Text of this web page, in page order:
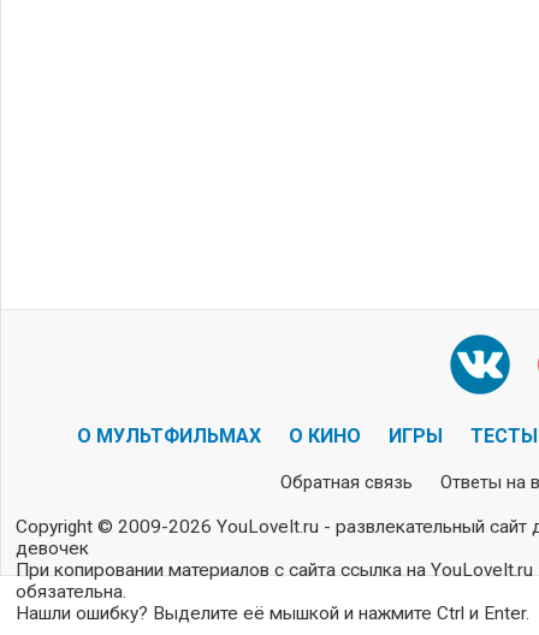
О МУЛЬТФИЛЬМАХ О КИНО ИГРЫ ТЕСТЫ
Обратная связь Ответы на
Copyright © 2009-2026 YouLoveIt.ru - развлекательный сайт
девочек
При копировании материалов с сайта ссылка на YouLoveIt.ru
обязательна.
Нашли ошибку? Выделите её мышкой и нажмите Ctrl и Enter.